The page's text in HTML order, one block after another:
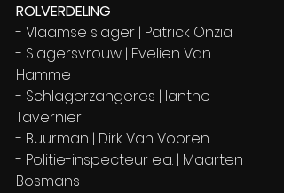
ROLVERDELING
- Vlaamse slager | Patrick Onzia
- Slagersvrouw | Evelien Van
Hamme
- Schlagerzangeres | Ianthe
Tavernier
- Buurman | Dirk Van Vooren
- Politie-inspecteur e.a. | Maarten
Bosmans